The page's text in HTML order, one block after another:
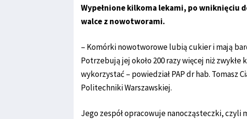
Wypełnione kilkoma lekami, po wniknięciu
walce z nowotworami.
– Komórki nowotworowe lubią cukier i mają
Potrzebują jej około 200 razy więcej niż
wykorzystać – powiedział PAP dr hab. Tomasz
Politechniki Warszawskiej.
Jego zespół opracowuje nanocząsteczki, czyli